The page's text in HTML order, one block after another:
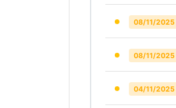
08/11/2025
08/11/2025
04/11/2025